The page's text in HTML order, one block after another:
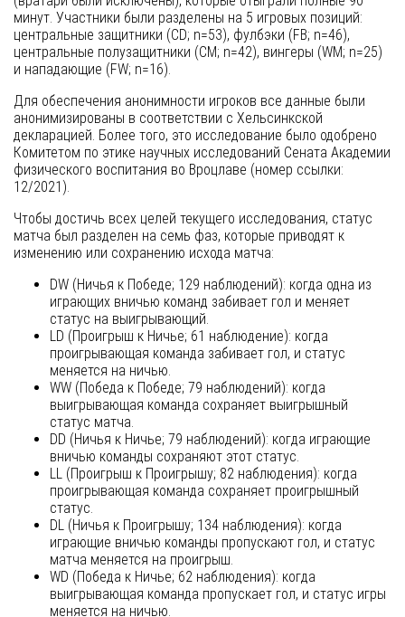
минут. Участники были разделены на 5 игровых позиций:
центральные защитники (CD; n=53), фулбэки (FB; n=46),
центральные полузащитники (CM; n=42), вингеры (WM; n=25)
и нападающие (FW; n=16).
Для обеспечения анонимности игроков все данные были
анонимизированы в соответствии с Хельсинкской
декларацией. Более того, это исследование было одобрено
Комитетом по этике научных исследований Сената Академии
физического воспитания во Вроцлаве (номер ссылки:
12/2021).
Чтобы достичь всех целей текущего исследования, статус
матча был разделен на семь фаз, которые приводят к
изменению или сохранению исхода матча:
DW (Ничья к Победе; 129 наблюдений): когда одна из
играющих вничью команд забивает гол и меняет
статус на выигрывающий.
LD (Проигрыш к Ничье; 61 наблюдение): когда
проигрывающая команда забивает гол, и статус
меняется на ничью.
WW (Победа к Победе; 79 наблюдений): когда
выигрывающая команда сохраняет выигрышный
статус матча.
DD (Ничья к Ничье; 79 наблюдений): когда играющие
вничью команды сохраняют этот статус.
LL (Проигрыш к Проигрышу; 82 наблюдения): когда
проигрывающая команда сохраняет проигрышный
статус.
DL (Ничья к Проигрышу; 134 наблюдения): когда
играющие вничью команды пропускают гол, и статус
матча меняется на проигрыш.
WD (Победа к Ничье; 62 наблюдения): когда
выигрывающая команда пропускает гол, и статус игры
меняется на ничью.